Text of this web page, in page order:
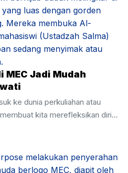
MEC Jadi Mudah
ke dunia perkuliahan atau
kita merefleksikan diri,
Banyak dari kita yang
masih terbata-bata. Rasa
utama untuk mulai